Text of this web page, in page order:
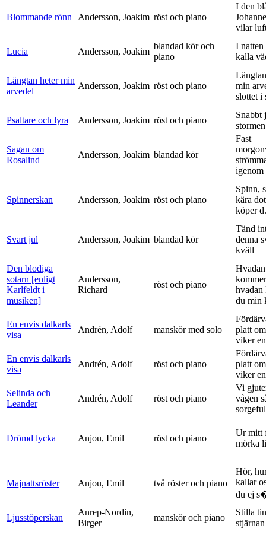
Blommande rönn Andersson, Joakim röst och piano
I den
vilar
Lucia Andersson, Joakim
blandad kör och
piano
I natten
kalla
Längtan heter min
arvedel
Andersson, Joakim röst och piano
min
slottet i
Psaltare och lyra Andersson, Joakim röst och piano
Snabbt
Sagan om
Rosalind
Andersson, Joakim blandad kör
Fast
igenom
Spinnerskan Andersson, Joakim röst och piano
Spinn,
kära
köper
Svart jul Andersson, Joakim blandad kör
Tänd
denna
kväll
Den blodiga
sotarn [enligt
Karlfeldt i
musiken]
Andersson,
Richard
röst och piano
Hvadan
hvadan
du min
En envis dalkarls
visa
Andrén, Adolf manskör med solo
platt
viker
En envis dalkarls
visa
Andrén, Adolf röst och piano
platt
viker
Selinda och
Leander
Andrén, Adolf röst och piano
Vi
vågen
Drömd lycka Anjou, Emil röst och piano
Ur mitt
mörka
Majnattsröster Anjou, Emil två röster och piano
Hör,
kallar
du ej
Ljusstöperskan
Anrep-Nordin,
Birger
manskör och piano
Stilla
stjärnan